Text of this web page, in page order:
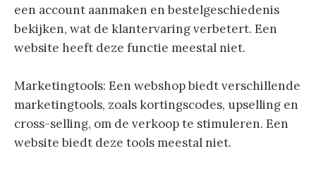
een account aanmaken en bestelgeschiedenis
bekijken, wat de klantervaring verbetert. Een
website heeft deze functie meestal niet.
Marketingtools: Een webshop biedt verschillende
marketingtools, zoals kortingscodes, upselling en
cross-selling, om de verkoop te stimuleren. Een
website biedt deze tools meestal niet.